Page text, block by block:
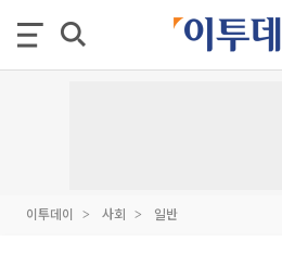
이투데이 사회 일반